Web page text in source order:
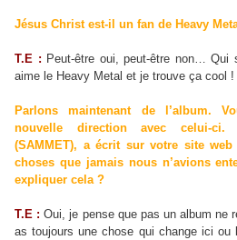
Jésus Christ est-il un fan de Heavy
T.E : Peut-être oui, peut-être non…
aime le Heavy Metal et je trouve ça cool !
Parlons maintenant de l’album.
nouvelle direction avec celui-ci.
(SAMMET), a écrit sur votre site
choses que jamais nous n’avions
expliquer cela ?
T.E : Oui, je pense que pas un album ne
as toujours une chose qui change ici